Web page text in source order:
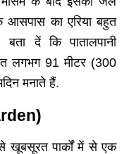
आसपास का एरिया बहुत
दें कि पातालपानी
लगभग 91 मीटर (300
मनाते हैं.
खूबसूरत पार्कों में से एक